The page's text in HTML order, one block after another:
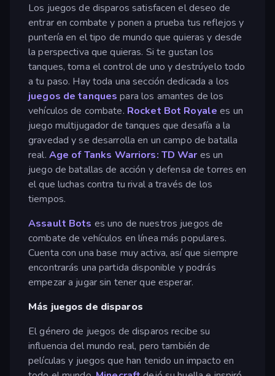
Los juegos de disparos satisfacen el deseo de
entrar en combate y ponen a prueba tus reflejos y
puntería en el tipo de mundo que quieras y desde
la perspectiva que quieras. Si te gustan los
tanques, toma el control de uno y destrúyelo todo
a tu paso. Hay toda una sección dedicada a los
juegos de tanques para los amantes de los
vehículos de combate. Rocket Bot Royale es un
juego multijugador de tanques que desafía a la
gravedad y se desarrolla en un campo de batalla
real. Age of Tanks Warriors: TD War es un
juego de batallas de acción y defensa de torres en
el que luchas contra tu rival a través de los
tiempos.
Assault Bots es uno de nuestros juegos de
combate de vehículos en línea más populares.
Cuenta con una base muy activa, así que siempre
encontrarás una partida disponible y podrás
empezar a jugar sin tener que esperar.
Más juegos de disparos
El género de juegos de disparos recibe su
influencia del mundo real, pero también de
películas y juegos que han tenido un impacto en